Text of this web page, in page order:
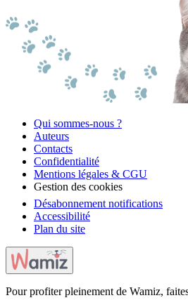
Qui sommes-nous ?
Auteurs
Contacts
Confidentialité
Mentions légales & CGU
Gestion des cookies
Désabonnement notifications
Accessibilité
Plan du site
Pour profiter pleinement de Wamiz,